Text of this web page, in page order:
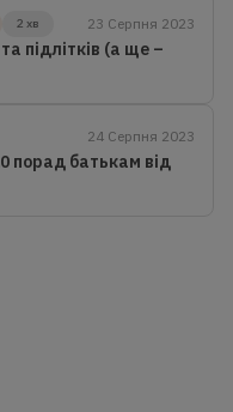
2 хв 23 Серпня 2023
підлітків (а ще –
24 Серпня 2023
порад батькам від